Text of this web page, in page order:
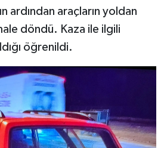
ardından araçların yoldan
döndü. Kaza ile ilgili
öğrenildi.